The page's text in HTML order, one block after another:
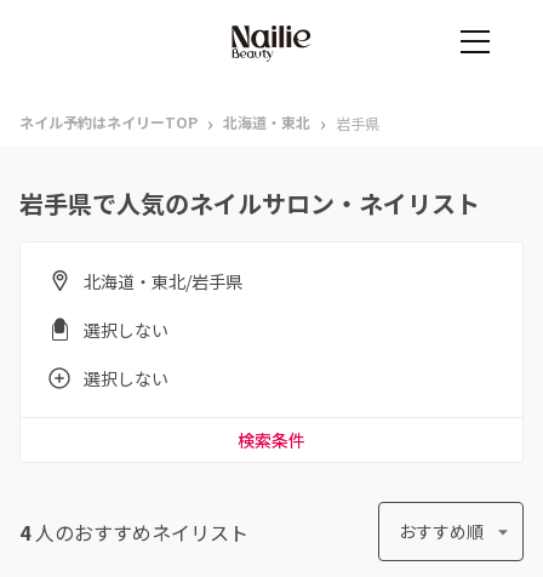
ネイル予約はネイリーTOP › 北海道・東北 › 岩手県
岩手県で人気のネイルサロン・ネイリスト
北海道・東北/岩手県
選択しない
選択しない
検索条件
4人のおすすめネイリスト おすすめ順